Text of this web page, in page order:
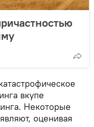
вкупе
Некоторые
оценивая